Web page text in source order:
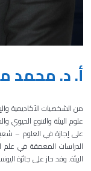
أ. د. محمد
من الشخصيات الأكاديمية
علوم البيئة والتنوع
على إجازة في العلوم –
الدراسات المعمقة في علم
البيئة. وقد حاز على جائزة اليونسكو للباحثين